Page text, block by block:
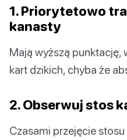
1. Priorytetowo
kanasty
Mają wyższą punktację,
kart dzikich, chyba że
2. Obserwuj stos
Czasami przejęcie